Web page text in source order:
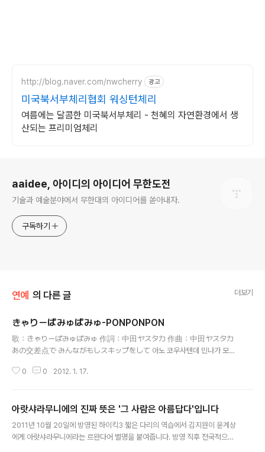
http://blog.naver.com/nwcherry 광고
미국북서부체리협회 워싱턴체리
여름에는 달콤한 미국북서부체리 - 천혜의 자연환경에서 생
산되는 프리미엄체리
aaidee, 아이디의 아이디어 무한도전
기술과 예술분야에서 무한대의 아이디어를 쏟아내자.
구독하기
연예 의 다른 글 더보기
きゃりーぱみゅぱみゅ-PONPONPON
歌：きゃりーぱみゅぱみゅ 作詞：中田ヤスタカ 作曲：中田ヤスタカ
あの交差点で みんながもしスキップをして 아노 코우사텐데 민나가 모시
手をつないで空を見上げたら 모시 아노 마치노 만나카데 테오 츠나이데 소
코카데 챤스가 츠카미타이노나라 만약 저 거리의 어딘가에서 찬스를 잡고 싶다
면 まだ泣くのには早いよね ただ前に進むしかないわいやいや 마다 나쿠
노니와 하야이요네 타다 마에니 스스무시카나이와 이야 이야 아직 울기엔 일러
0 0 2012. 1. 17.
아랏샤라무니에의 진짜 뜻은 '그 사람은 아름답다'입니다
2011년 10월 20일에 방영된 하이킥3 짧은 다리의 역습에서 김지원이 윤계상
에게 아랏샤라무니에라는 르완다어 별명을 붙여줍니다. 방영 직후 전국적으로